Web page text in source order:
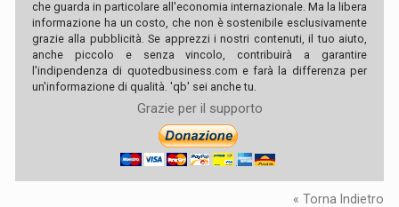
che guarda in particolare all'economia internazionale. Ma la libera
informazione ha un costo, che non è sostenibile esclusivamente
grazie alla pubblicità. Se apprezzi i nostri contenuti, il tuo aiuto,
anche piccolo e senza vincolo, contribuirà a garantire
l'indipendenza di quotedbusiness.com e farà la differenza per
un'informazione di qualità. 'qb' sei anche tu.
Grazie per il supporto
« Torna Indietro